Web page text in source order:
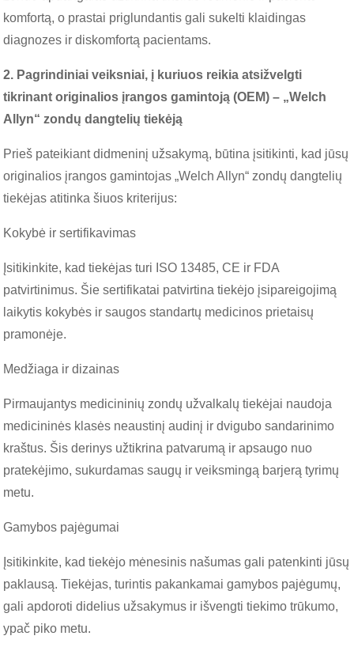
komfortą, o prastai priglundantis gali sukelti klaidingas
diagnozes ir diskomfortą pacientams.
2. Pagrindiniai veiksniai, į kuriuos reikia atsižvelgti
tikrinant originalios įrangos gamintoją (OEM) – „Welch
Allyn“ zondų dangtelių tiekėją
Prieš pateikiant didmeninį užsakymą, būtina įsitikinti, kad jūsų
originalios įrangos gamintojas „Welch Allyn“ zondų dangtelių
tiekėjas atitinka šiuos kriterijus:
Kokybė ir sertifikavimas
Įsitikinkite, kad tiekėjas turi ISO 13485, CE ir FDA
patvirtinimus. Šie sertifikatai patvirtina tiekėjo įsipareigojimą
laikytis kokybės ir saugos standartų medicinos prietaisų
pramonėje.
Medžiaga ir dizainas
Pirmaujantys medicininių zondų užvalkalų tiekėjai naudoja
medicininės klasės neaustinį audinį ir dvigubo sandarinimo
kraštus. Šis derinys užtikrina patvarumą ir apsaugo nuo
pratekėjimo, sukurdamas saugų ir veiksmingą barjerą tyrimų
metu.
Gamybos pajėgumai
Įsitikinkite, kad tiekėjo mėnesinis našumas gali patenkinti jūsų
paklausą. Tiekėjas, turintis pakankamai gamybos pajėgumų,
gali apdoroti didelius užsakymus ir išvengti tiekimo trūkumo,
ypač piko metu.